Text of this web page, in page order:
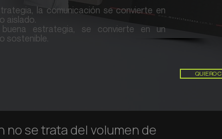
la comunicación se convierte en
aislado.
estrategia, se convierte en un
sostenible.
QUIERO
no se trata del volumen de